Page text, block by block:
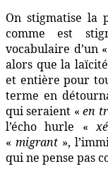
On stigmatise la
comme est
vocabulaire d’un «
alors que la
et entière pour
terme en
qui seraient «en
l’écho hurle «
«migrant »,
qui ne pense pas